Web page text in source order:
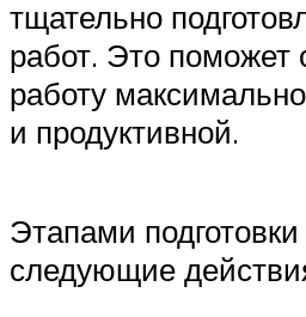
тщательно
работ. Это поможет
работу
и продуктивной.
Этапами
следующие